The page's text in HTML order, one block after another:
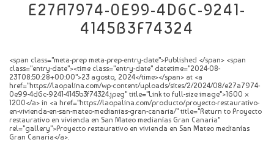
E27A7974-0E99-4D6C-9241-
4145B3F74324
<span class="meta-prep meta-prep-entry-date">Published </span> <span
class="entry-date"><time class="entry-date" datetime="2024-08-
23T08:50:28+00:00">23 agosto, 2024</time></span> at <a
href="https://laopalina.com/wp-content/uploads/sites/2/2024/08/e27a7974-
0e99-4d6c-9241-4145b3f74324.jpeg" title="Link to full-size image">1600 ×
1200</a> in <a href="https://laopalina.com/producto/proyecto-restaurativo-
en-vivienda-en-san-mateo-medianias-gran-canaria/" title="Return to Proyecto
restaurativo en vivienda en San Mateo medianías Gran Canaria"
rel="gallery">Proyecto restaurativo en vivienda en San Mateo medianías
Gran Canaria</a>.